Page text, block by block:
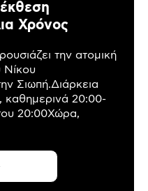
Χρόνος
την ατομική
Σιωπή.Διάρκεια
καθημερινά 20:00-
20:00Χώρα,